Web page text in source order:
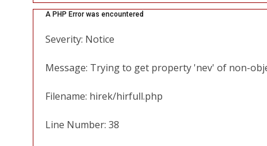
A PHP Error was encountered
Severity: Notice
Message: Trying to get property 'nev' of non-
Filename: hirek/hirfull.php
Line Number: 38